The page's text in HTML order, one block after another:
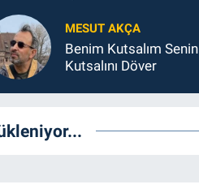
MESUT AKÇA
Benim Kutsalım Senin
Kutsalını Döver